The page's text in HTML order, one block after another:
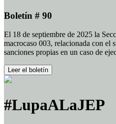
Boletín # 90
El 18 de septiembre de 2025 la
macrocaso 003, relacionada con
sanciones propias en un caso de
Leer el boletín
#LupaALaJEP